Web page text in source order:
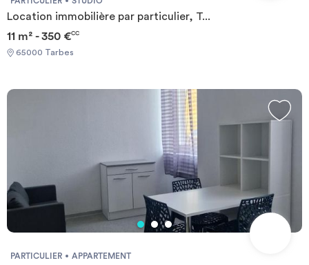
Location immobilière par particulier, T...
11 m² - 350 €CC
65000 Tarbes
PARTICULIER APPARTEMENT